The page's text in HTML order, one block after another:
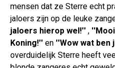
mensen dat ze Sterre echt
jaloers zijn op de leuke
jaloers hierop wel!'' ,
Koning!'' en ''Wow wat ben
overduidelijk Sterre heeft